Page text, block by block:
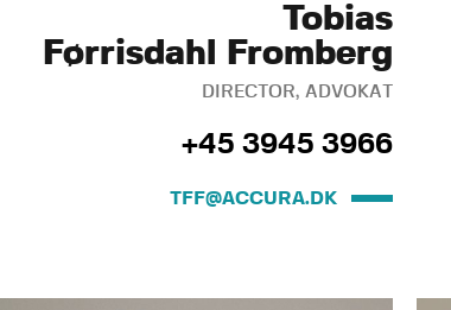
Tobias
Førrisdahl Fromberg
DIRECTOR, ADVOKAT
+45 3945 3966
TFF@ACCURA.DK